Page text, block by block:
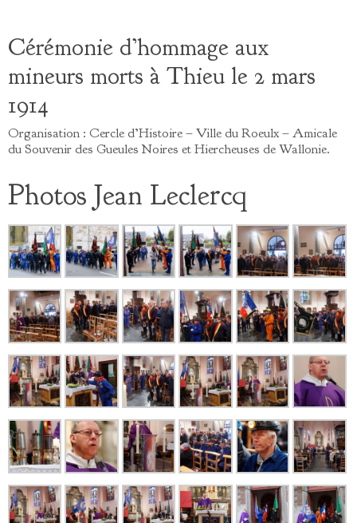
Cérémonie d’hommage aux
mineurs morts à Thieu le 2 mars
1914
Organisation : Cercle d’Histoire – Ville du Roeulx – Amicale
du Souvenir des Gueules Noires et Hiercheuses de Wallonie.
Photos Jean Leclercq